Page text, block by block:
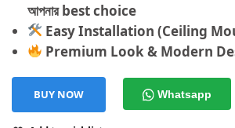
আপনার best choice
Easy Installation (Ceiling
Premium Look & Modern
BUY NOW Whatsapp